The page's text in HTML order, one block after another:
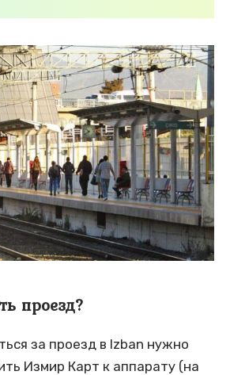
проезд?
за проезд в Izban нужно
Измир Карт к аппарату (на